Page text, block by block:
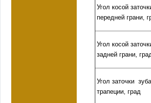
Угол косой
передней грани,
Угол косой
задней грани,
Угол заточки зуба
трапеции, град